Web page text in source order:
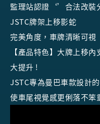
監理站認證‘’合法改裝
JSTC牌架上移影蛇
完美角度，車牌清晰可視
【產品特色】大牌上移
大提升 !
JSTC專為曼巴車款設計
使車尾視覺感更俐落不笨